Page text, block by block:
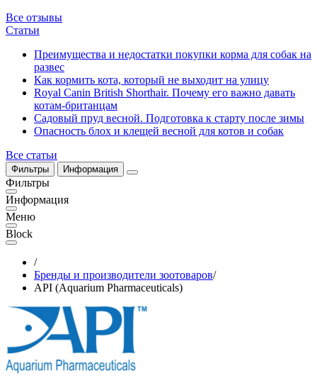
Все отзывы
Статьи
Преимущества и недостатки покупки корма для собак на
развес
Как кормить кота, который не выходит на улицу
Royal Canin British Shorthair. Почему его важно давать
котам-британцам
Садовый пруд весной. Подготовка к старту после зимы
Опасность блох и клещей весной для котов и собак
Все статьи
Фильтры Информация
Фильтры
Информация
Меню
Block
/
Бренды и производители зоотоваров/
API (Aquarium Pharmaceuticals)